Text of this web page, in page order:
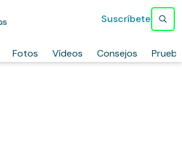
Fotos Vídeos Consejos
Suscríbete